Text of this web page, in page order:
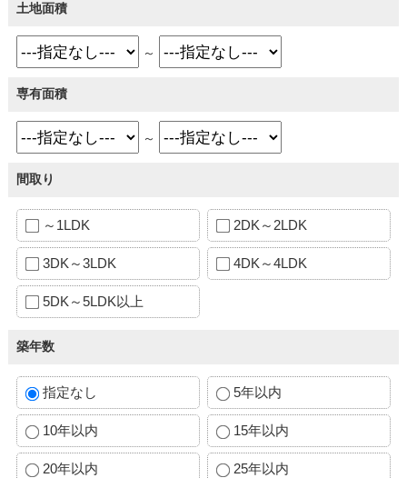
土地面積
～
専有面積
～
間取り
～1LDK 2DK～2LDK
3DK～3LDK 4DK～4LDK
5DK～5LDK以上
築年数
指定なし 5年以内
10年以内 15年以内
20年以内 25年以内